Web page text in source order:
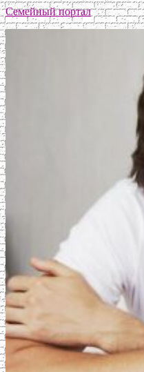
Семейный портал